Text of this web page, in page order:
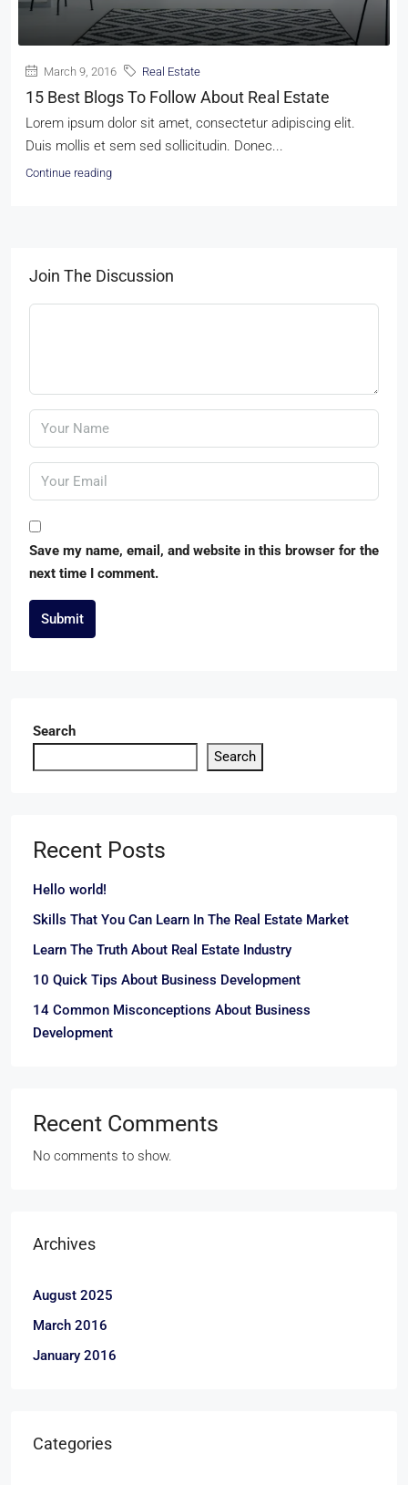
March 9, 2016 Real Estate
15 Best Blogs To Follow About Real Estate
Lorem ipsum dolor sit amet, consectetur adipiscing elit.
Duis mollis et sem sed sollicitudin. Donec...
Continue reading
Join The Discussion
Save my name, email, and website in this browser for the
next time I comment.
Submit
Search
Search
Recent Posts
Hello world!
Skills That You Can Learn In The Real Estate Market
Learn The Truth About Real Estate Industry
10 Quick Tips About Business Development
14 Common Misconceptions About Business
Development
Recent Comments
No comments to show.
Archives
August 2025
March 2016
January 2016
Categories